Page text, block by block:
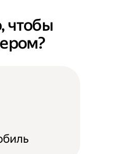
чтобы